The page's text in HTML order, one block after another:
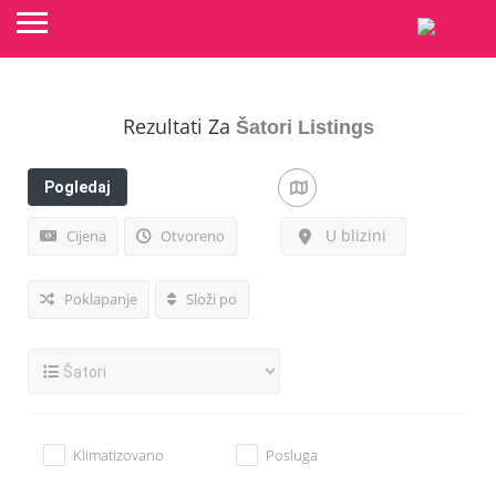
Rezultati Za Šatori Listings
Pogledaj
Cijena Otvoreno U blizini
Poklapanje Složi po
Klimatizovano Posluga